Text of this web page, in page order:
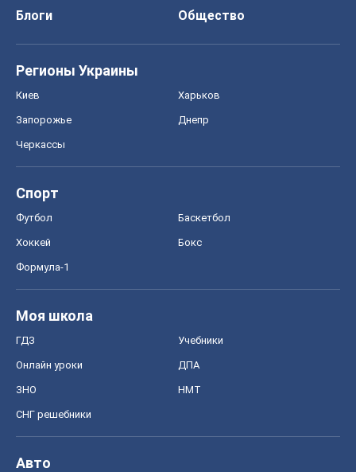
Блоги
Общество
Регионы Украины
Киев Харьков
Запорожье Днепр
Черкассы
Спорт
Футбол Баскетбол
Хоккей Бокс
Формула-1
Моя школа
ГДЗ Учебники
Онлайн уроки ДПА
ЗНО НМТ
СНГ решебники
Авто